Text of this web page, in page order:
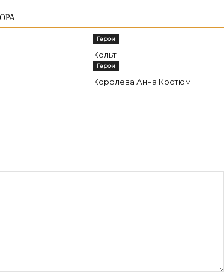
Герои
Кольт
Герои
Королева Анна Костюм